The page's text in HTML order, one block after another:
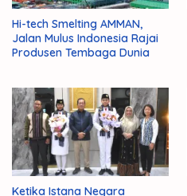
Hi-tech Smelting AMMAN,
Jalan Mulus Indonesia Rajai
Produsen Tembaga Dunia
Ketika Istana Negara